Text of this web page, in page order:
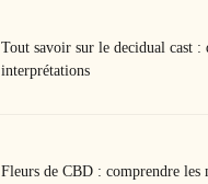
Tout savoir sur le decidual cast :
interprétations
Fleurs de CBD : comprendre les